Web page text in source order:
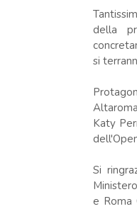
della
si
Katy
Si
e Roma